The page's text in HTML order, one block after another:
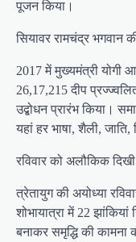
पूजन किया।
सियावर रामचंद्र भगवान
2017 में मुख्यमंत्री योगी
26,17,215 दीप
उद्बोधन प्रारंभ किया।
यहां हर भाषा, शैली,
रविवार को अलौकिक
त्रेतायुग की अयोध्या
शोभायात्रा में 22
बनाकर समृद्धि की कामना